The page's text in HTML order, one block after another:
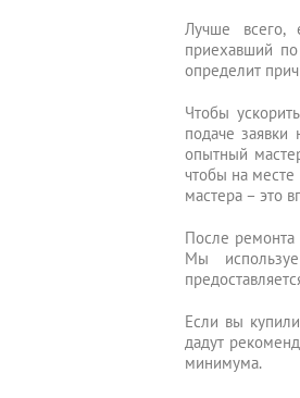
Лучше всего,
приехавший
определит
Чтобы
подаче заявки
опытный
чтобы на месте
мастера – это
После
Мы
Если вы
дадут
минимума.